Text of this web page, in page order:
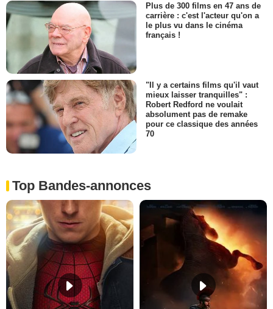
Plus de 300 films en 47 ans de
carrière : c'est l'acteur qu'on a
le plus vu dans le cinéma
français !
"Il y a certains films qu'il vaut
mieux laisser tranquilles" :
Robert Redford ne voulait
absolument pas de remake
pour ce classique des années
70
Top Bandes-annonces